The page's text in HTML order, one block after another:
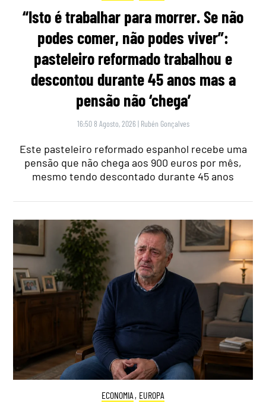
“Isto é trabalhar para morrer. Se não
podes comer, não podes viver”:
pasteleiro reformado trabalhou e
descontou durante 45 anos mas a
pensão não ‘chega’
16:50 8 Agosto, 2026 | Rubén Gonçalves
Este pasteleiro reformado espanhol recebe uma
pensão que não chega aos 900 euros por mês,
mesmo tendo descontado durante 45 anos
ECONOMIA , EUROPA